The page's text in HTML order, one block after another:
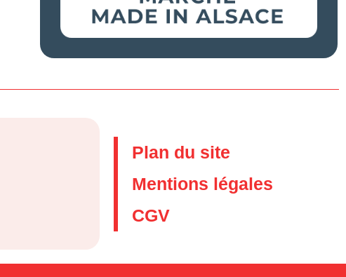
Plan du site
Mentions légales
CGV